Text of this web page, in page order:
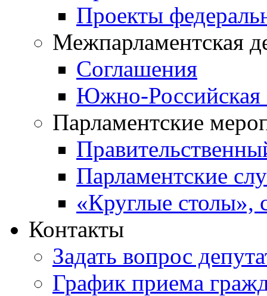
Проекты
Межпарламентская
Соглашения
Южно-Российская
Парламентские
Парламентские
«Круглые столы»,
Контакты
Задать вопрос
График приема